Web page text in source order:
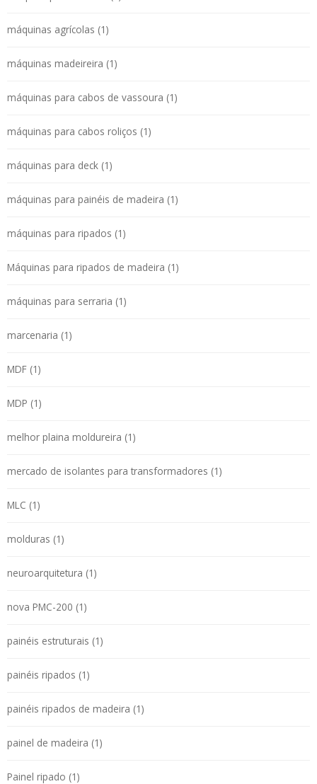
máquinas agrícolas (1)
máquinas madeireira (1)
máquinas para cabos de vassoura (1)
máquinas para cabos roliços (1)
máquinas para deck (1)
máquinas para painéis de madeira (1)
máquinas para ripados (1)
Máquinas para ripados de madeira (1)
máquinas para serraria (1)
marcenaria (1)
MDF (1)
MDP (1)
melhor plaina moldureira (1)
mercado de isolantes para transformadores (1)
MLC (1)
molduras (1)
neuroarquitetura (1)
nova PMC-200 (1)
painéis estruturais (1)
painéis ripados (1)
painéis ripados de madeira (1)
painel de madeira (1)
Painel ripado (1)